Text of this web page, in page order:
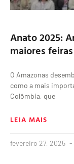
Anato 2025:
maiores
O Amazonas
como a mais
Colômbia, que
LEIA MAIS
fevereiro 27, 2025